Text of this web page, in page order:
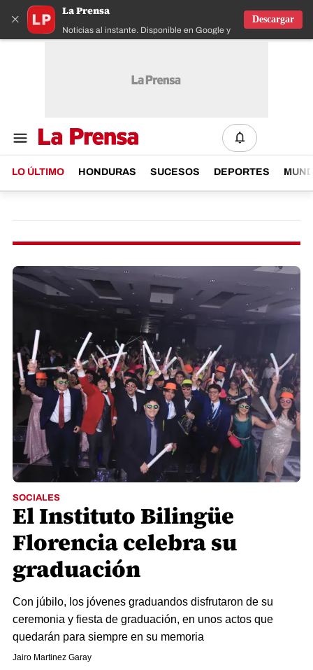
×
La Prensa
Noticias al instante. Disponible en Google y IOS
Descargar
LO ÚLTIMO HONDURAS SUCESOS DEPORTES
SOCIALES
El Instituto Bilingüe
Florencia celebra su
graduación
Con júbilo, los jóvenes graduandos disfrutaron de su
ceremonia y fiesta de graduación, en unos actos que
quedarán para siempre en su memoria
Jairo Martinez Garay